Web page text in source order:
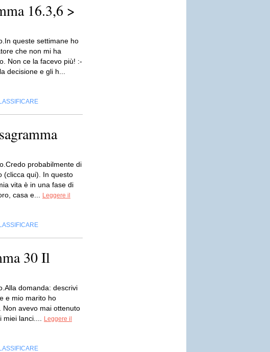
16.3,6 >
queste settimane ho
che non mi ha
Non ce la facevo più! :-
decisione e gli h...
probabilmente di
(clicca qui). In questo
vita è in una fase di
casa e...
Leggere il
30 Il
domanda: descrivi
e mio marito ho
Non avevo mai ottenuto
miei lanci....
Leggere il